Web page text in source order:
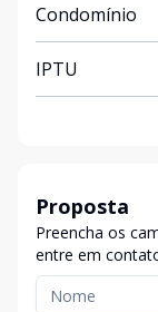
Condomínio
IPTU
Proposta
Preencha os
entre em